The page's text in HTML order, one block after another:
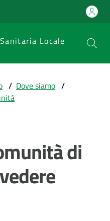
Locale
/ Dove siamo /
di